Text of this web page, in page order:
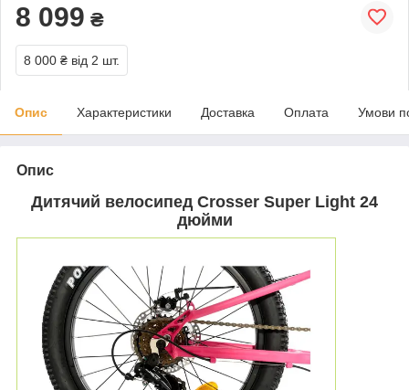
8 099 ₴
8 000 ₴ від 2 шт.
Опис Характеристики Доставка Оплата Умови
Опис
Дитячий велосипед Crosser Super Light 24
дюйми